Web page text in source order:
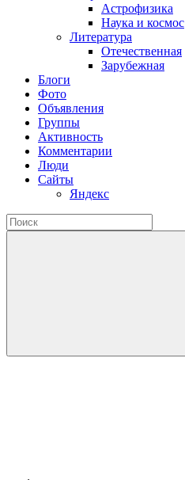
Астрофизика
Наука и космос
Литература
Отечественная
Зарубежная
Блоги
Фото
Объявления
Группы
Активность
Комментарии
Люди
Сайты
Яндекс